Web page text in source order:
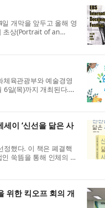
일 개막을 앞두고 올해 영
초상(Portrait of an
육관광부와 예술경영
6일(목)까지 개최된다.
이 ‘신선을 닮은 사
정했다. 이 책은 폐결핵
쑥뜸을 통해 인체의 자
위한 킥오프 회의 개